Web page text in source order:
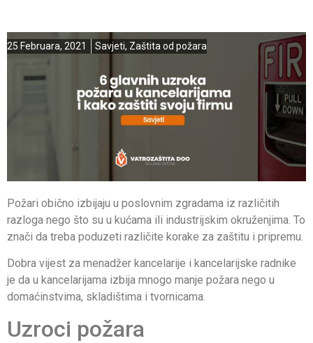
25 Februara, 2021 Savjeti, Zaštita od požara
Požari obično izbijaju u poslovnim zgradama iz različitih
razloga nego što su u kućama ili industrijskim okruženjima. To
znači da treba poduzeti različite korake za zaštitu i pripremu.
Dobra vijest za menadžer kancelarije i kancelarijske radnike
je da u kancelarijama izbija mnogo manje požara nego u
domaćinstvima, skladištima i tvornicama.
Uzroci požara